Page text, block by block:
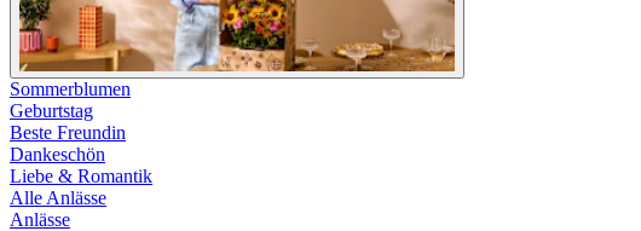
Sommerblumen
Geburtstag
Beste Freundin
Dankeschön
Liebe & Romantik
Alle Anlässe
Anlässe